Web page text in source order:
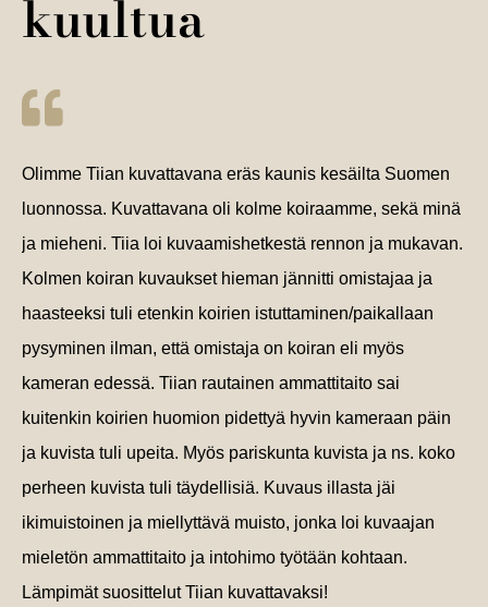
kuultua
Olimme Tiian kuvattavana eräs kaunis kesäilta Suomen
luonnossa. Kuvattavana oli kolme koiraamme, sekä minä
ja mieheni. Tiia loi kuvaamishetkestä rennon ja mukavan.
Kolmen koiran kuvaukset hieman jännitti omistajaa ja
haasteeksi tuli etenkin koirien istuttaminen/paikallaan
pysyminen ilman, että omistaja on koiran eli myös
kameran edessä. Tiian rautainen ammattitaito sai
kuitenkin koirien huomion pidettyä hyvin kameraan päin
ja kuvista tuli upeita. Myös pariskunta kuvista ja ns. koko
perheen kuvista tuli täydellisiä. Kuvaus illasta jäi
ikimuistoinen ja miellyttävä muisto, jonka loi kuvaajan
mieletön ammattitaito ja intohimo työtään kohtaan.
Lämpimät suosittelut Tiian kuvattavaksi!